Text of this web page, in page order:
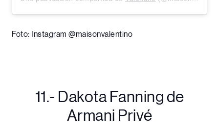
Foto: Instagram @maisonvalentino
11.- Dakota Fanning de
Armani Privé